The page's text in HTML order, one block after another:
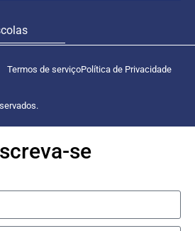
Termos de serviçoPolítica de Privacidade
se